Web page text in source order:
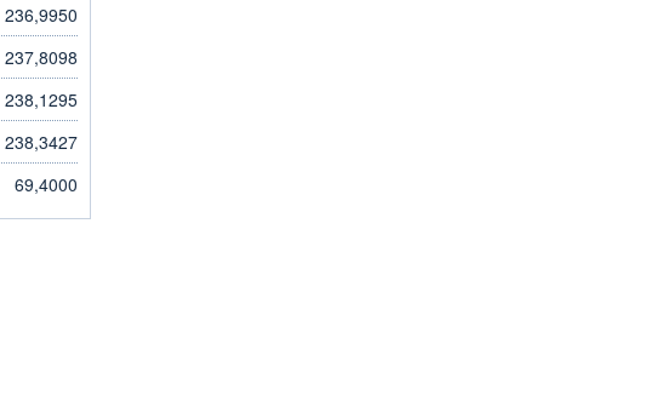
236,9950
237,8098
238,1295
238,3427
69,4000